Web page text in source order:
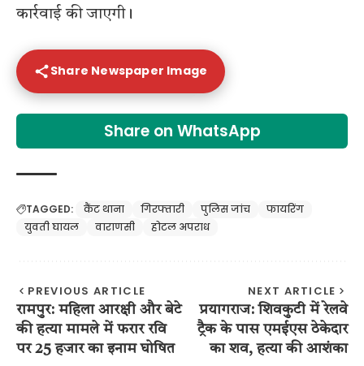
कार्रवाई की जाएगी।
Share Newspaper Image
Share on WhatsApp
TAGGED: कैंट थाना गिरफ्तारी पुलिस जांच
फायरिंग
युवती घायल
वाराणसी होटल अपराध
PREVIOUS ARTICLE
रामपुर: महिला आरक्षी और बेटे
की हत्या मामले में फरार रवि
पर 25 हजार का इनाम घोषित
NEXT ARTICLE
प्रयागराज: शिवकुटी में रेलवे
ट्रैक के पास एमईएस ठेकेदार
का शव, हत्या की आशंका